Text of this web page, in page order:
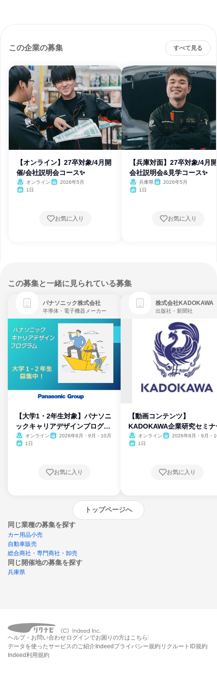
この企業の募集 すべて見る
【オンライン】27卒対象/4月開
催/会社説明会コース✨
オンライン
2026年5月
1日
お気に入り
【兵庫対面】27卒対象/4月
会社説明会&見学コース✨
兵庫県
2026年5月
1日
お気に入り
この募集と一緒に見られている募集
パナソニック株式会社
半導体・電子機器メーカー
【大学1・2年生対象】パナソニ
ックキャリアデザインプログラ
ム
オンライン
2026年8月・9月・10月
1日
お気に入り
株式会社KADOKAWA
出版社・新聞社
【動画コンテンツ】
KADOKAWA企業研究セミナ
オンライン
2026年8月・9月・
1日
お気に入り
トップページへ
同じ業種の募集を探す
カー用品小売
自動車販売
総合商社・専門商社・卸売
同じ開催地の募集を探す
兵庫県
エントリーするとプログラムの詳細案内を
受け取れるようになります
ヘルプ・お問い合わせ ログインでお困りの方はこちら
データを使ったサービスのご紹介 Indeedプライバシー規約 リクルートID規約
Indeed利用規約